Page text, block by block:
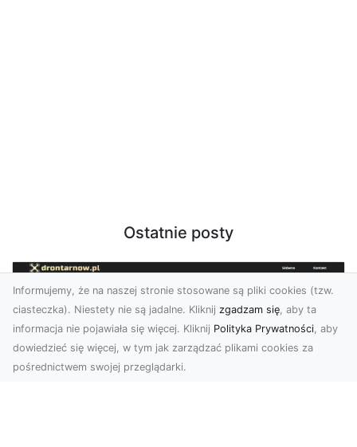
Ostatnie posty
Informujemy, że na naszej stronie stosowane są pliki cookies (tzw.
ciasteczka). Niestety nie są jadalne. Kliknij zgadzam się, aby ta
informacja nie pojawiała się więcej. Kliknij Polityka Prywatności, aby
dowiedzieć się więcej, w tym jak zarządzać plikami cookies za
pośrednictwem swojej przeglądarki.